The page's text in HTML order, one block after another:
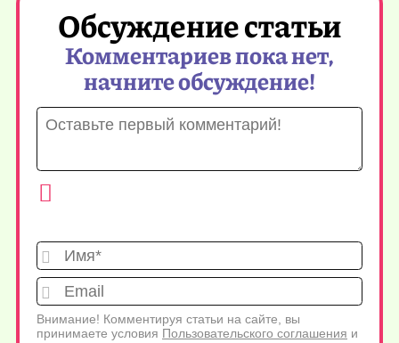
Обсуждение статьи
Комментариев пока нет,
начните обсуждение!
Имя*
Внимание! Комментируя статьи на сайте, вы
принимаете условия Пользовательского соглашения и